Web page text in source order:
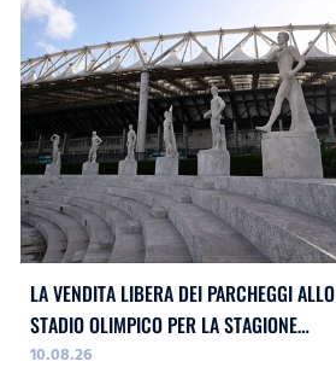
LA VENDITA LIBERA DEI PARCHEGGI ALLO
STADIO OLIMPICO PER LA STAGIONE
2026/2027
10.08.26